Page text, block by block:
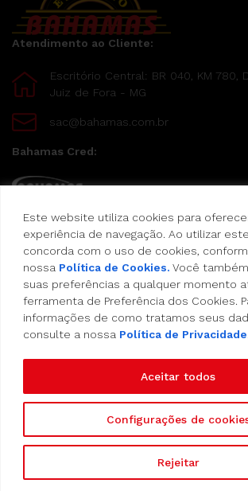
Este website utiliza cookies para
experiência de navegação. Ao utilizar
concorda com o uso de cookies,
nossa Política de Cookies. Você
suas preferências a qualquer momento
ferramenta de Preferência dos Cookies.
informações de como tratamos seus
consulte a nossa Política de Privacidade
Configurações de
Rejeitar
Aceitar todos
Atendimento ao Cliente:
Escritório Central: BR 040, KM 780,
Juiz de Fora - MG
sac@bahamas.com.br
Bahamas Cred:
Pague suas compras com o Bahamas Cred
Formas de pagamento:
Cartão de Crédito
Copyright 2023 - Empório Bahamas -